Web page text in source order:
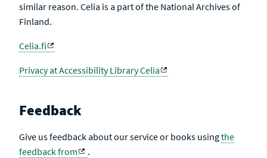
similar reason. Celia is a part of the National Archives of
Finland.
Celia.fi
Privacy at Accessibility Library Celia
Feedback
Give us feedback about our service or books usingthe
feedback from
.